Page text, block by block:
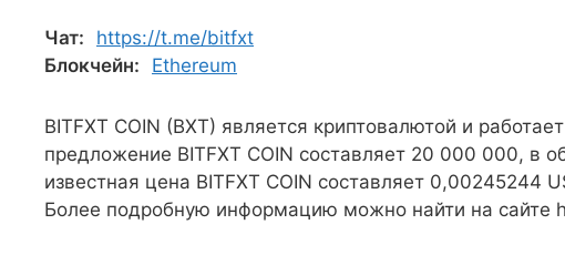
Чат:
https://t.me/bitfxt
Блокчейн:
Ethereum
BITFXT COIN (BXT) является криптовалютой и
предложение BITFXT COIN составляет 20 000 000, в
известная цена BITFXT COIN составляет 0,00245244
Более подробную информацию можно найти на сайте